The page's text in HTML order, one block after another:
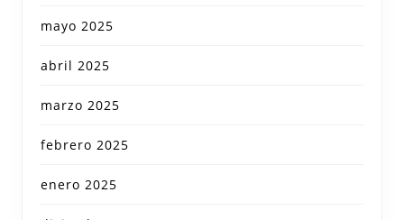
mayo 2025
abril 2025
marzo 2025
febrero 2025
enero 2025